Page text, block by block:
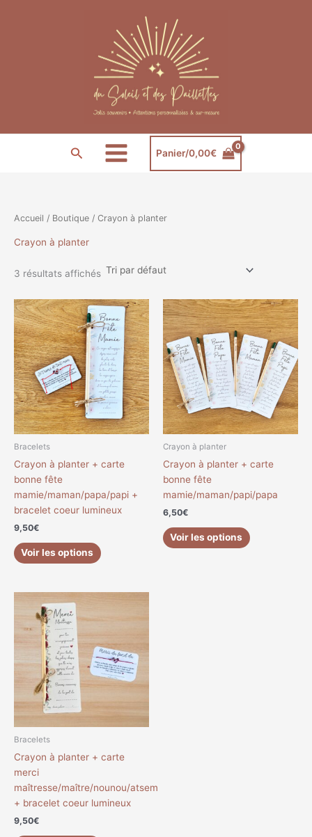
Rechercher Panier/0,00€
Accueil / Boutique / Crayon à planter
Crayon à planter
3 résultats affichés
Bracelets
Crayon à planter + carte
bonne fête
mamie/maman/papa/papi +
bracelet coeur lumineux
9,50€
Voir les options
Crayon à planter
Crayon à planter + carte
bonne fête
mamie/maman/papi/papa
6,50€
Voir les options
Bracelets
Crayon à planter + carte
merci
maîtresse/maître/nounou/atsem
+ bracelet coeur lumineux
9,50€